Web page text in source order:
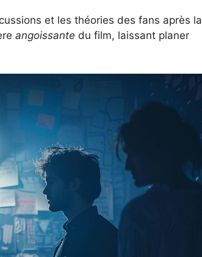
et les théories des fans après la
angoissante du film, laissant planer